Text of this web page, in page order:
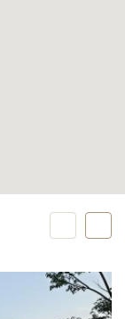
для
и